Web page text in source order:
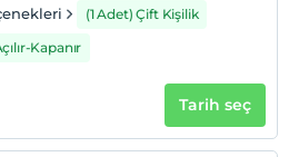
(1 Adet) Çift Kişilik
Kapanır
Tarih seç